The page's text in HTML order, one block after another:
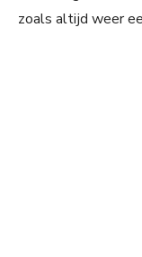
zoals altijd weer